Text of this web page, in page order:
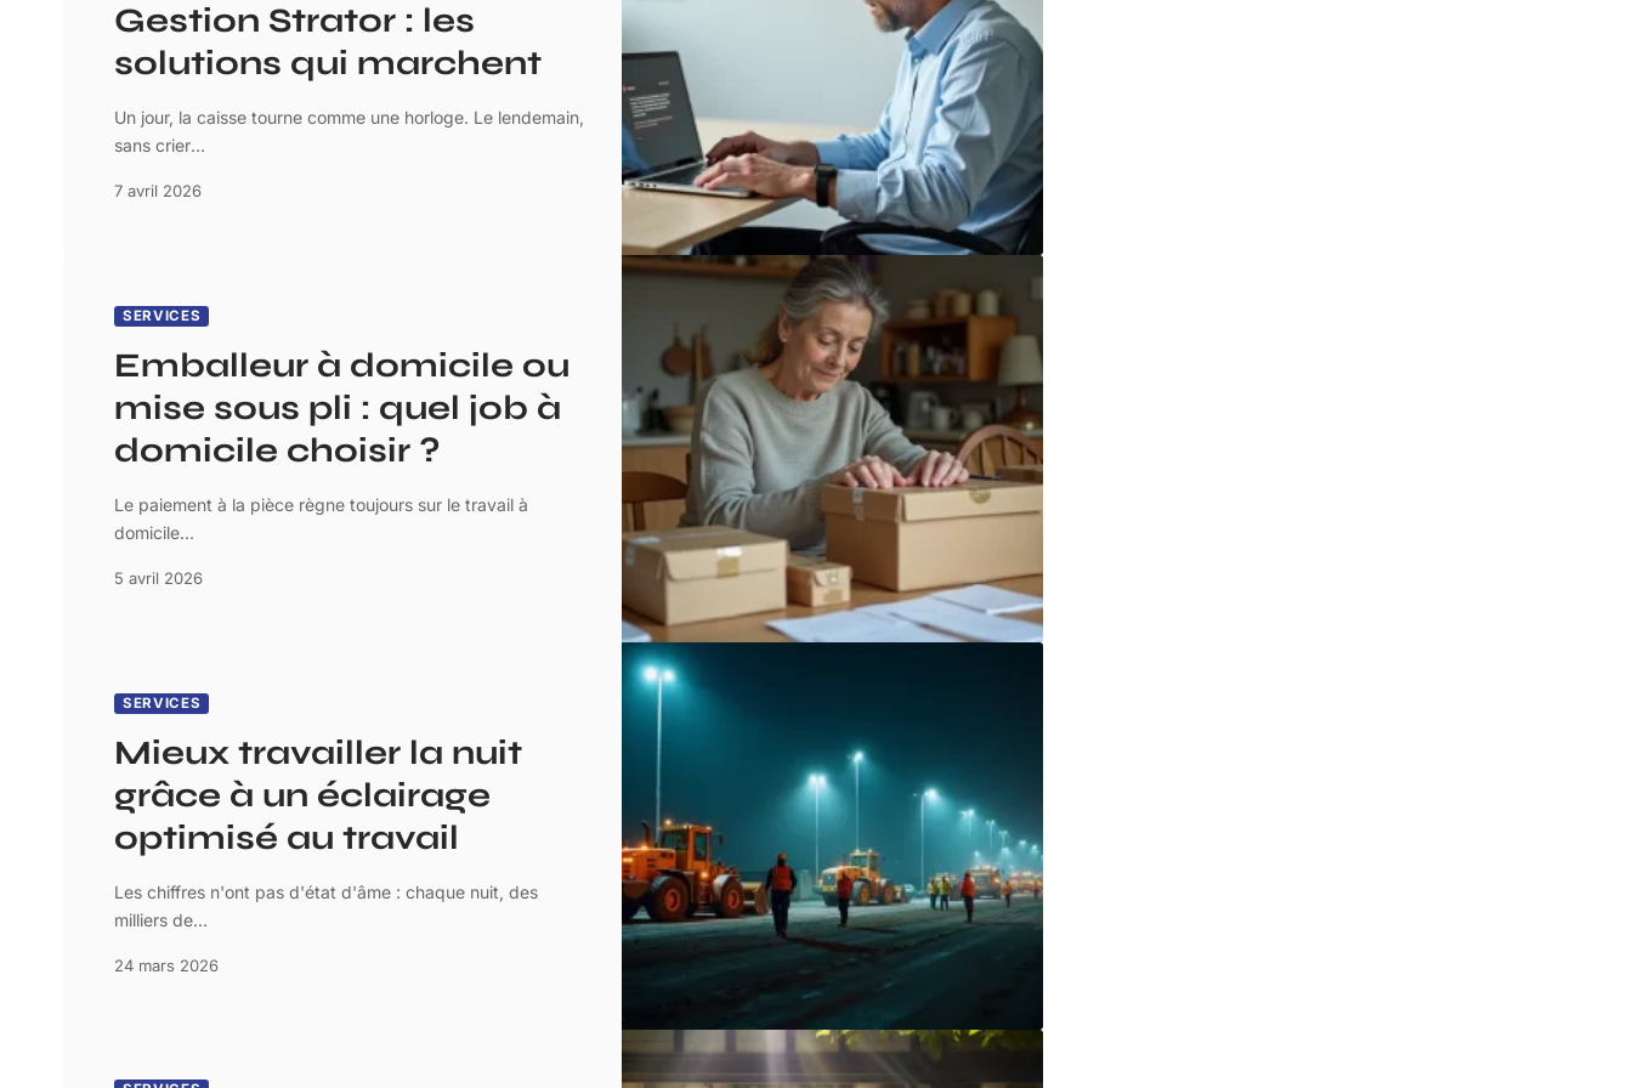
Gestion Strator : les
solutions qui marchent
Un jour, la caisse tourne comme une horloge. Le lendemain,
sans crier…
7 avril 2026
SERVICES
Emballeur à domicile ou
mise sous pli : quel job à
domicile choisir ?
Le paiement à la pièce règne toujours sur le travail à
domicile…
5 avril 2026
SERVICES
Mieux travailler la nuit
grâce à un éclairage
optimisé au travail
Les chiffres n'ont pas d'état d'âme : chaque nuit, des
milliers de…
24 mars 2026